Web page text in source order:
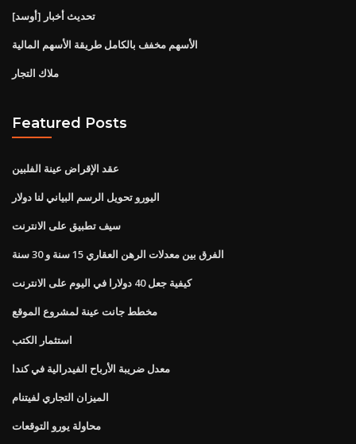
[أوسد] تحديث أخبار
الأسهم مخفف بالكامل طريقة الأسهم المالية
ملاك التجار
Featured Posts
عقد الإقراض عينة الفلبين
اليورو تحويل الرسم البياني لنا دولار
سيف تطبيق على الانترنت
الفرق بين معدلات الرهن العقاري 15 سنة و 30 سنة
كيفية جعل 40 دولارا في اليوم على الانترنت
مخطط جانت عينة لمشروع الموقع
استثمار الكتب
معدل ضريبة الأرباح الفيدرالية في كندا
الميزان التجاري لفيتنام
محاولة يورو التوقعات